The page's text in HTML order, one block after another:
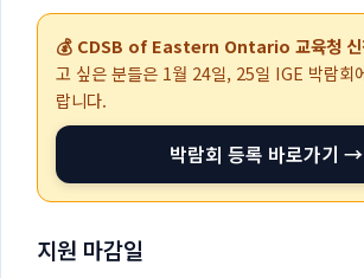
💰 CDSB of Eastern Ontario 교육청 신
고 싶은 분들은 1월 24일, 25일 IGE 박람회
랍니다.
박람회 등록 바로가기 →
지원 마감일